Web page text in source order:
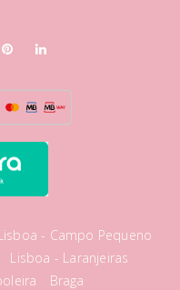
- Campo Pequeno
Lisboa - Laranjeiras
Braga